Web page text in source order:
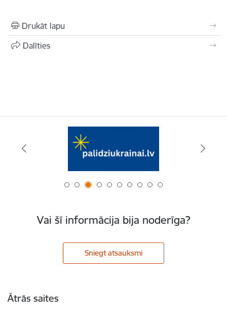
Drukāt lapu
Dalīties
Vai šī informācija bija noderīga?
Sniegt atsauksmi
Ātrās saites